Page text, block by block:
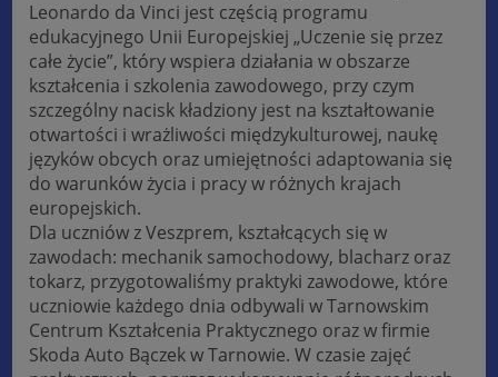
Leonardo da Vinci jest częścią programu
edukacyjnego Unii Europejskiej „Uczenie się przez
całe życie”, który wspiera działania w obszarze
kształcenia i szkolenia zawodowego, przy czym
szczególny nacisk kładziony jest na kształtowanie
otwartości i wrażliwości międzykulturowej, naukę
języków obcych oraz umiejętności adaptowania się
do warunków życia i pracy w różnych krajach
europejskich.
Dla uczniów z Veszprem, kształcących się w
zawodach: mechanik samochodowy, blacharz oraz
tokarz, przygotowaliśmy praktyki zawodowe, które
uczniowie każdego dnia odbywali w Tarnowskim
Centrum Kształcenia Praktycznego oraz w firmie
Skoda Auto Bączek w Tarnowie. W czasie zajęć